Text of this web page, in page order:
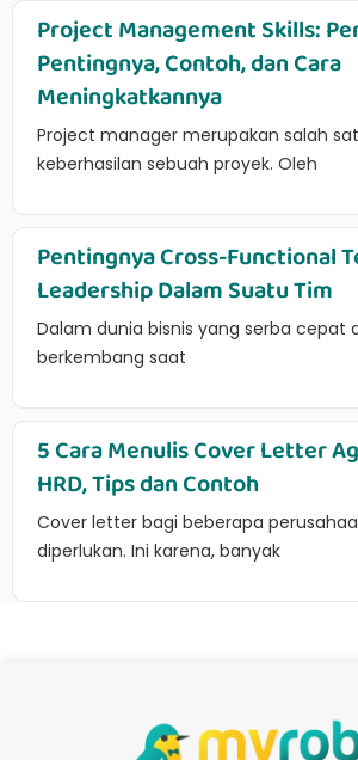
Project Management Skills:
Pentingnya, Contoh, dan Cara
Meningkatkannya
Project manager merupakan salah
keberhasilan sebuah proyek. Oleh
Pentingnya Cross-Functional
Leadership Dalam Suatu Tim
Dalam dunia bisnis yang serba cepat
berkembang saat
5 Cara Menulis Cover Letter
HRD, Tips dan Contoh
Cover letter bagi beberapa
diperlukan. Ini karena, banyak